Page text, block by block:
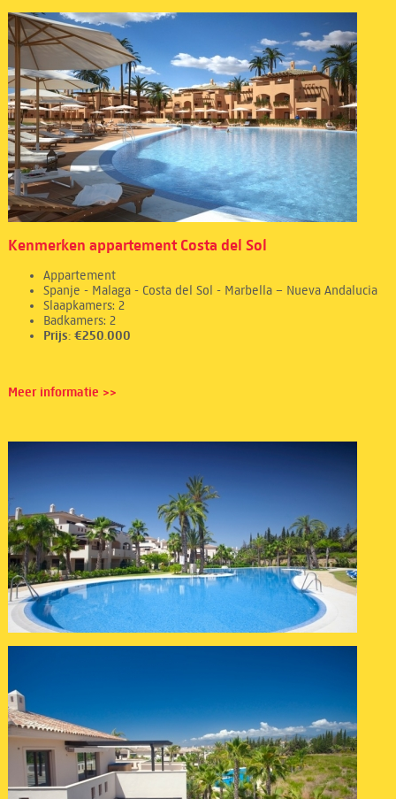
Kenmerken appartement Costa del Sol
Appartement
Spanje - Malaga - Costa del Sol - Marbella – Nueva Andalucia
Slaapkamers: 2
Badkamers: 2
Prijs: €250.000
Meer informatie >>